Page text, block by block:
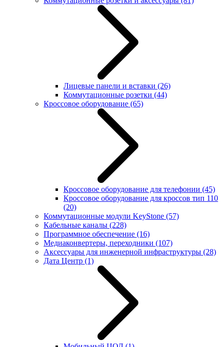
Лицевые панели и вставки (26)
Коммутационные розетки (44)
Кроссовое оборудование (65)
Кроссовое оборудование для телефонии (45)
Кроссовое оборудование для кроссов тип 110
(20)
Коммутационные модули KeyStone (57)
Кабельные каналы (228)
Программное обеспечение (16)
Медиаконвертеры, переходники (107)
Аксессуары для инженерной инфраструктуры (28)
Дата Центр (1)